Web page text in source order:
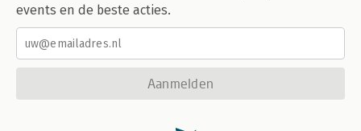
events en de beste acties.
Aanmelden